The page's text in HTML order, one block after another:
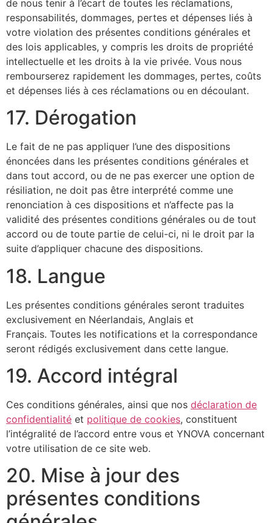
de nous tenir à l’écart de toutes les réclamations,
responsabilités, dommages, pertes et dépenses liés à
votre violation des présentes conditions générales et
des lois applicables, y compris les droits de propriété
intellectuelle et les droits à la vie privée. Vous nous
rembourserez rapidement les dommages, pertes, coûts
et dépenses liés à ces réclamations ou en découlant.
17. Dérogation
Le fait de ne pas appliquer l’une des dispositions
énoncées dans les présentes conditions générales et
dans tout accord, ou de ne pas exercer une option de
résiliation, ne doit pas être interprété comme une
renonciation à ces dispositions et n’affecte pas la
validité des présentes conditions générales ou de tout
accord ou de toute partie de celui-ci, ni le droit par la
suite d’appliquer chacune des dispositions.
18. Langue
Les présentes conditions générales seront traduites
exclusivement en Néerlandais, Anglais et
Français. Toutes les notifications et la correspondance
seront rédigés exclusivement dans cette langue.
19. Accord intégral
Ces conditions générales, ainsi que nos déclaration de
confidentialité et politique de cookies, constituent
l’intégralité de l’accord entre vous et YNOVA concernant
votre utilisation de ce site web.
20. Mise à jour des
présentes conditions